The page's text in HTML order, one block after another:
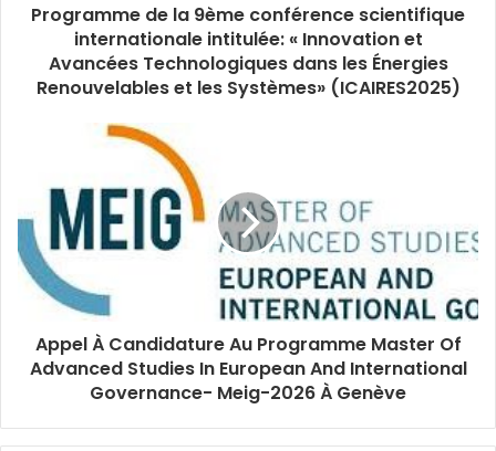
Programme de la 9ème conférence scientifique
internationale intitulée: « Innovation et
Avancées Technologiques dans les Énergies
Renouvelables et les Systèmes» (ICAIRES2025)
Appel À Candidature Au Programme Master Of
Advanced Studies In European And International
Governance- Meig-2026 À Genève